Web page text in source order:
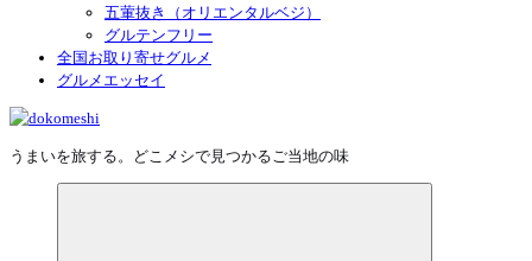
五葷抜き（オリエンタルベジ）
グルテンフリー
全国お取り寄せグルメ
グルメエッセイ
うまいを旅する。どこメシで見つかるご当地の味